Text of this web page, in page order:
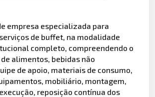
empresa especializada para
de buffet, na modalidade
completo, compreendendo o
alimentos, bebidas não
de apoio, materiais de consumo,
mobiliário, montagem,
reposição contínua dos